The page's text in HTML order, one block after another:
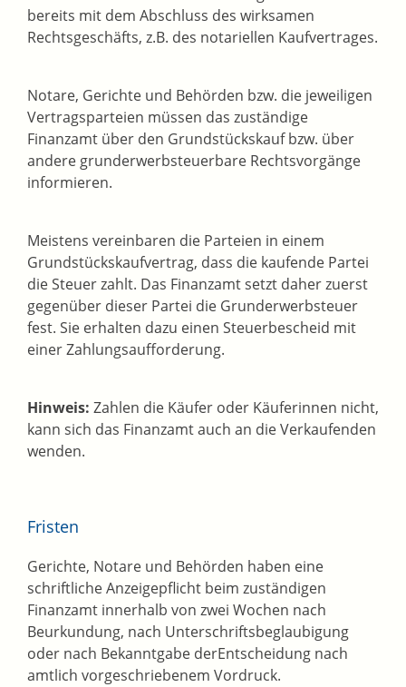
bereits mit dem Abschluss des wirksamen
Rechtsgeschäfts, z.B. des notariellen Kaufvertrages.
Notare, Gerichte und Behörden bzw. die jeweiligen
Vertragsparteien müssen das zuständige
Finanzamt über den Grundstückskauf bzw. über
andere grunderwerbsteuerbare Rechtsvorgänge
informieren.
Meistens vereinbaren die Parteien in einem
Grundstückskaufvertrag, dass die kaufende Partei
die Steuer zahlt. Das Finanzamt setzt daher zuerst
gegenüber dieser Partei die Grunderwerbsteuer
fest. Sie erhalten dazu einen Steuerbescheid mit
einer Zahlungsaufforderung.
Hinweis: Zahlen die Käufer oder Käuferinnen nicht,
kann sich das Finanzamt auch an die Verkaufenden
wenden.
Fristen
Gerichte, Notare und Behörden haben eine
schriftliche Anzeigepflicht beim zuständigen
Finanzamt innerhalb von zwei Wochen nach
Beurkundung, nach Unterschriftsbeglaubigung
oder nach Bekanntgabe derEntscheidung nach
amtlich vorgeschriebenem Vordruck.